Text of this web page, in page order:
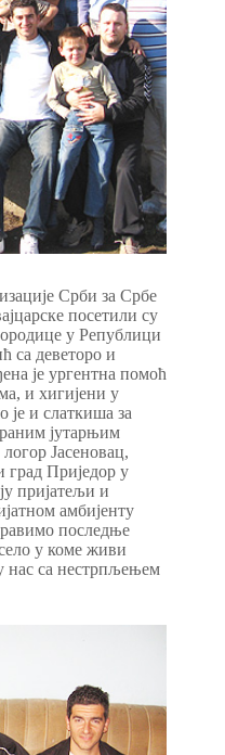
Срби за Србе
посетили су
у Републици
са деветоро и
је ургентна помоћ
и хигијени у
је и слаткиша за
јутарњим
Јасеновац,
Приједор у
пријатељи и
амбијенту
последње
у коме живи
нас са нестрпљењем